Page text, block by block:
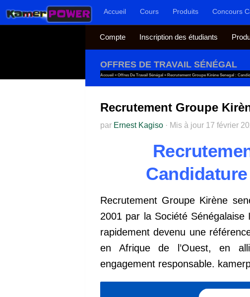
Au dessous du contenuAccueil Cours Produits Concours
Compte Inscription des étudiants
OFFRES DE TRAVAIL SÉNÉGAL
Accueil » Offres De Travail Sénégal » Recrutement Groupe Kirène Senegal :
Recrutement Groupe
par Ernest Kagiso · Mis à jour 17 février
Recrutement Groupe Kirène
2001 par la Société
rapidement devenu une
en Afrique de l’Ouest, en
engagement responsable.